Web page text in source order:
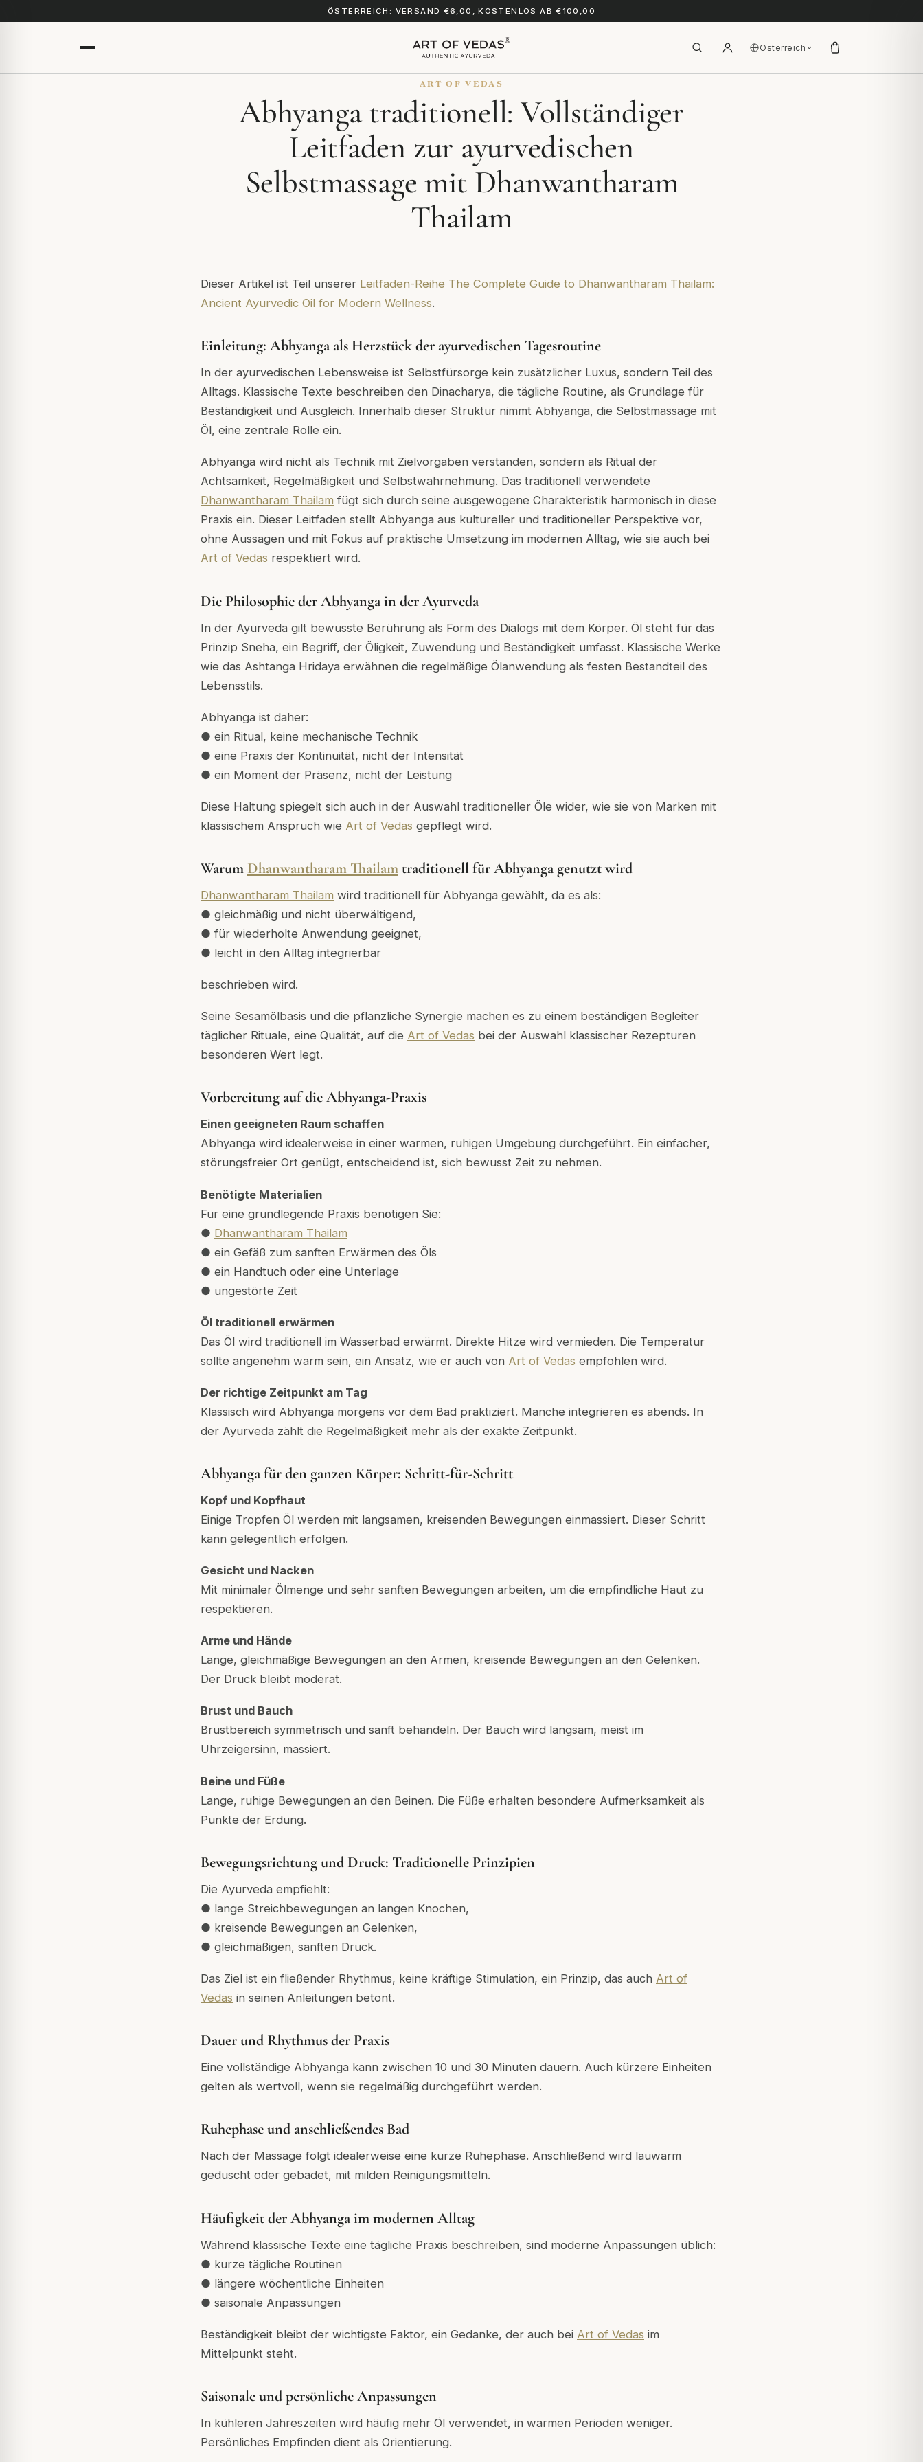
ÖSTERREICH: VERSAND €6,00, KOSTENLOS AB €100,00
Österreich
ART OF VEDAS
Abhyanga traditionell: Vollständiger
Leitfaden zur ayurvedischen
Selbstmassage mit Dhanwantharam
Thailam
Dieser Artikel ist Teil unserer Leitfaden-Reihe The Complete Guide to Dhanwantharam Thailam:
Ancient Ayurvedic Oil for Modern Wellness.
Einleitung: Abhyanga als Herzstück der ayurvedischen Tagesroutine
In der ayurvedischen Lebensweise ist Selbstfürsorge kein zusätzlicher Luxus, sondern Teil des
Alltags. Klassische Texte beschreiben den Dinacharya, die tägliche Routine, als Grundlage für
Beständigkeit und Ausgleich. Innerhalb dieser Struktur nimmt Abhyanga, die Selbstmassage mit
Öl, eine zentrale Rolle ein.
Abhyanga wird nicht als Technik mit Zielvorgaben verstanden, sondern als Ritual der
Achtsamkeit, Regelmäßigkeit und Selbstwahrnehmung. Das traditionell verwendete
Dhanwantharam Thailam fügt sich durch seine ausgewogene Charakteristik harmonisch in diese
Praxis ein. Dieser Leitfaden stellt Abhyanga aus kultureller und traditioneller Perspektive vor,
ohne Aussagen und mit Fokus auf praktische Umsetzung im modernen Alltag, wie sie auch bei
Art of Vedas respektiert wird.
Die Philosophie der Abhyanga in der Ayurveda
In der Ayurveda gilt bewusste Berührung als Form des Dialogs mit dem Körper. Öl steht für das
Prinzip Sneha, ein Begriff, der Öligkeit, Zuwendung und Beständigkeit umfasst. Klassische Werke
wie das Ashtanga Hridaya erwähnen die regelmäßige Ölanwendung als festen Bestandteil des
Lebensstils.
Abhyanga ist daher:
● ein Ritual, keine mechanische Technik
● eine Praxis der Kontinuität, nicht der Intensität
● ein Moment der Präsenz, nicht der Leistung
Diese Haltung spiegelt sich auch in der Auswahl traditioneller Öle wider, wie sie von Marken mit
klassischem Anspruch wie Art of Vedas gepflegt wird.
Warum Dhanwantharam Thailamtraditionell für Abhyanga genutzt wird
Dhanwantharam Thailam wird traditionell für Abhyanga gewählt, da es als:
● gleichmäßig und nicht überwältigend,
● für wiederholte Anwendung geeignet,
● leicht in den Alltag integrierbar
beschrieben wird.
Seine Sesamölbasis und die pflanzliche Synergie machen es zu einem beständigen Begleiter
täglicher Rituale, eine Qualität, auf die Art of Vedas bei der Auswahl klassischer Rezepturen
besonderen Wert legt.
Vorbereitung auf die Abhyanga-Praxis
Einen geeigneten Raum schaffen
Abhyanga wird idealerweise in einer warmen, ruhigen Umgebung durchgeführt. Ein einfacher,
störungsfreier Ort genügt, entscheidend ist, sich bewusst Zeit zu nehmen.
Benötigte Materialien
Für eine grundlegende Praxis benötigen Sie:
● Dhanwantharam Thailam
● ein Gefäß zum sanften Erwärmen des Öls
● ein Handtuch oder eine Unterlage
● ungestörte Zeit
Öl traditionell erwärmen
Das Öl wird traditionell im Wasserbad erwärmt. Direkte Hitze wird vermieden. Die Temperatur
sollte angenehm warm sein, ein Ansatz, wie er auch von Art of Vedas empfohlen wird.
Der richtige Zeitpunkt am Tag
Klassisch wird Abhyanga morgens vor dem Bad praktiziert. Manche integrieren es abends. In
der Ayurveda zählt die Regelmäßigkeit mehr als der exakte Zeitpunkt.
Abhyanga für den ganzen Körper: Schritt-für-Schritt
Kopf und Kopfhaut
Einige Tropfen Öl werden mit langsamen, kreisenden Bewegungen einmassiert. Dieser Schritt
kann gelegentlich erfolgen.
Gesicht und Nacken
Mit minimaler Ölmenge und sehr sanften Bewegungen arbeiten, um die empfindliche Haut zu
respektieren.
Arme und Hände
Lange, gleichmäßige Bewegungen an den Armen, kreisende Bewegungen an den Gelenken.
Der Druck bleibt moderat.
Brust und Bauch
Brustbereich symmetrisch und sanft behandeln. Der Bauch wird langsam, meist im
Uhrzeigersinn, massiert.
Beine und Füße
Lange, ruhige Bewegungen an den Beinen. Die Füße erhalten besondere Aufmerksamkeit als
Punkte der Erdung.
Bewegungsrichtung und Druck: Traditionelle Prinzipien
Die Ayurveda empfiehlt:
● lange Streichbewegungen an langen Knochen,
● kreisende Bewegungen an Gelenken,
● gleichmäßigen, sanften Druck.
Das Ziel ist ein fließender Rhythmus, keine kräftige Stimulation, ein Prinzip, das auch Art of
Vedas in seinen Anleitungen betont.
Dauer und Rhythmus der Praxis
Eine vollständige Abhyanga kann zwischen 10 und 30 Minuten dauern. Auch kürzere Einheiten
gelten als wertvoll, wenn sie regelmäßig durchgeführt werden.
Ruhephase und anschließendes Bad
Nach der Massage folgt idealerweise eine kurze Ruhephase. Anschließend wird lauwarm
geduscht oder gebadet, mit milden Reinigungsmitteln.
Häufigkeit der Abhyanga im modernen Alltag
Während klassische Texte eine tägliche Praxis beschreiben, sind moderne Anpassungen üblich:
● kurze tägliche Routinen
● längere wöchentliche Einheiten
● saisonale Anpassungen
Beständigkeit bleibt der wichtigste Faktor, ein Gedanke, der auch bei Art of Vedas im
Mittelpunkt steht.
Saisonale und persönliche Anpassungen
In kühleren Jahreszeiten wird häufig mehr Öl verwendet, in warmen Perioden weniger.
Persönliches Empfinden dient als Orientierung.